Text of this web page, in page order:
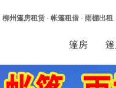
柳州篷房租赁· 帐篷租借· 雨棚出租
篷房